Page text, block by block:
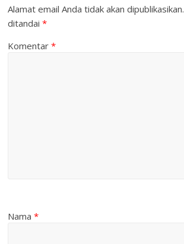
Alamat email Anda tidak akan dipublikasikan.
ditandai*
Komentar*
Nama*